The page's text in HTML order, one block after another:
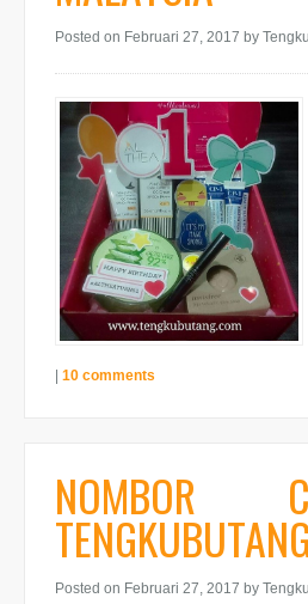
Posted on Februari 27, 2017 by
10 comments
NOMBOR
Posted on Februari 27, 2017 by